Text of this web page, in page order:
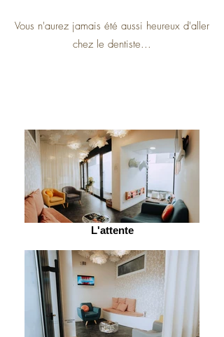
Vous n'aurez jamais été aussi heureux d'aller
chez le dentiste...
L'attente